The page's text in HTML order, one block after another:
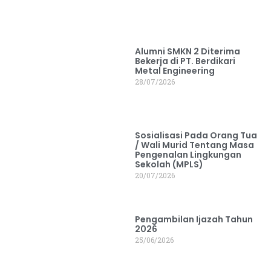
Alumni SMKN 2 Diterima
Bekerja di PT. Berdikari
Metal Engineering
28/07/2026
Sosialisasi Pada Orang Tua
/ Wali Murid Tentang Masa
Pengenalan Lingkungan
Sekolah (MPLS)
20/07/2026
Pengambilan Ijazah Tahun
2026
25/06/2026